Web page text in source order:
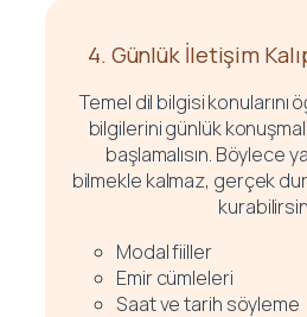
4. Günlük İletişim
Temel dil bilgisi
bilgilerini günlük
başlamalısın. Böylece
bilmekle kalmaz, gerçek
Modal fiiller
Emir cümleleri
Saat ve tarih söyleme